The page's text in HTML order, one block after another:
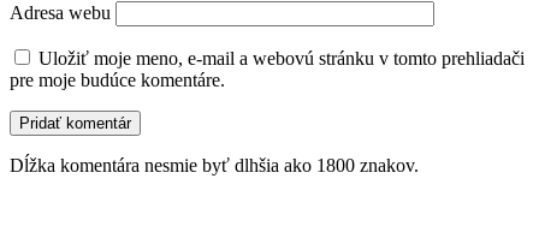
Adresa webu
Uložiť moje meno, e-mail a webovú stránku v tomto prehliadači
pre moje budúce komentáre.
Dĺžka komentára nesmie byť dlhšia ako 1800 znakov.